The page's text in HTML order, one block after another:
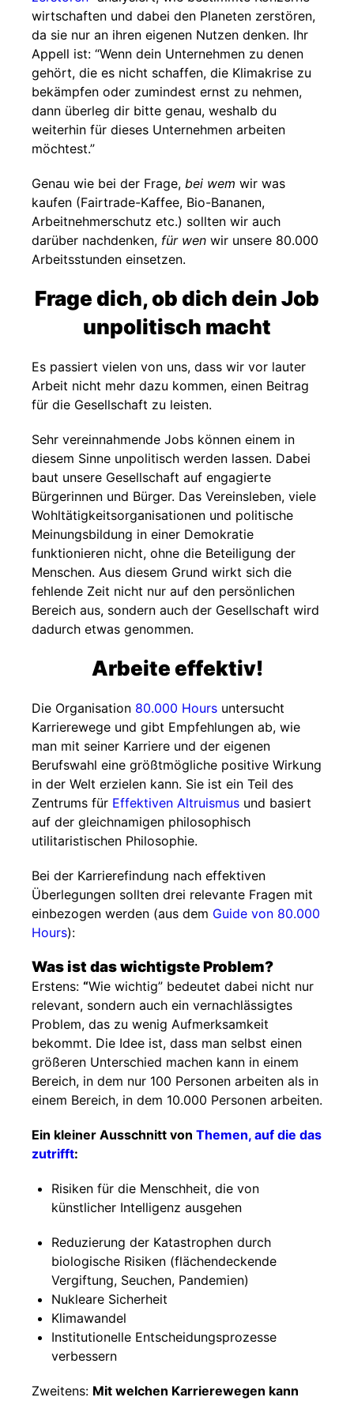
wirtschaften und dabei den Planeten zerstören,
da sie nur an ihren eigenen Nutzen denken. Ihr
Appell ist: “Wenn dein Unternehmen zu denen
gehört, die es nicht schaffen, die Klimakrise zu
bekämpfen oder zumindest ernst zu nehmen,
dann überleg dir bitte genau, weshalb du
weiterhin für dieses Unternehmen arbeiten
möchtest.”
Genau wie bei der Frage, bei wem wir was
kaufen (Fairtrade-Kaffee, Bio-Bananen,
Arbeitnehmerschutz etc.) sollten wir auch
darüber nachdenken, für wen wir unsere 80.000
Arbeitsstunden einsetzen.
Frage dich, ob dich dein Job
unpolitisch macht
Es passiert vielen von uns, dass wir vor lauter
Arbeit nicht mehr dazu kommen, einen Beitrag
für die Gesellschaft zu leisten.
Sehr vereinnahmende Jobs können einem in
diesem Sinne unpolitisch werden lassen. Dabei
baut unsere Gesellschaft auf engagierte
Bürgerinnen und Bürger. Das Vereinsleben, viele
Wohltätigkeitsorganisationen und politische
Meinungsbildung in einer Demokratie
funktionieren nicht, ohne die Beteiligung der
Menschen. Aus diesem Grund wirkt sich die
fehlende Zeit nicht nur auf den persönlichen
Bereich aus, sondern auch der Gesellschaft wird
dadurch etwas genommen.
Arbeite effektiv!
Die Organisation 80.000 Hours untersucht
Karrierewege und gibt Empfehlungen ab, wie
man mit seiner Karriere und der eigenen
Berufswahl eine größtmögliche positive Wirkung
in der Welt erzielen kann. Sie ist ein Teil des
Zentrums für Effektiven Altruismus und basiert
auf der gleichnamigen philosophisch
utilitaristischen Philosophie.
Bei der Karrierefindung nach effektiven
Überlegungen sollten drei relevante Fragen mit
einbezogen werden (aus dem Guide von 80.000
Hours):
Was ist das wichtigste Problem?
Erstens: “Wie wichtig” bedeutet dabei nicht nur
relevant, sondern auch ein vernachlässigtes
Problem, das zu wenig Aufmerksamkeit
bekommt. Die Idee ist, dass man selbst einen
größeren Unterschied machen kann in einem
Bereich, in dem nur 100 Personen arbeiten als in
einem Bereich, in dem 10.000 Personen arbeiten.
Ein kleiner Ausschnitt von Themen, auf die das
zutrifft:
Risiken für die Menschheit, die von
künstlicher Intelligenz ausgehen
Reduzierung der Katastrophen durch
biologische Risiken (flächendeckende
Vergiftung, Seuchen, Pandemien)
Nukleare Sicherheit
Klimawandel
Institutionelle Entscheidungsprozesse
verbessern
Zweitens: Mit welchen Karrierewegen kann